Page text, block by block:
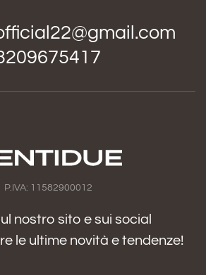
P.IVA: 11582900012
nostro sito e sui social
le ultime novità e tendenze!